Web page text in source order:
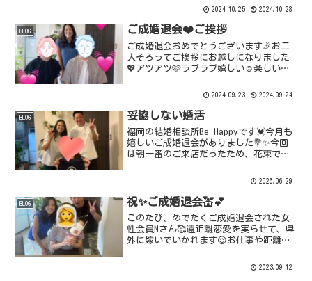
や友達の紹介でも、素敵な出会いがあっ
て、交際に進んでも、上手く行かないこ
とはあるものです。その...
2024.10.25 2024.10.28
BLOG ご成婚退会❤️ご挨拶
ご成婚退会おめでとうございます🎉お二
人そろってご挨拶にお越しになりました
💖アツアツ🩷ラブラブ嬉しい☺️楽しい✨
お土産いただきました🤲ご成婚退会まで
わと恋を実らせて、見事...
2024.09.23 2024.09.24
BLOG 妥協しない婚活
福岡の結婚相談所Be Happyです💓今月も
嬉しいご成婚退会がありました💐✨今回
は朝一番のご来店だったため、花束では
をお渡ししました🎁彼女は活動を始めて
時期もありまし...
2026.06.29
BLOG 祝✨ご成婚退会💒💕
このたび、めでたくご成婚退会された女
性会員Nさん🥰遠距離恋愛を実らせて、県
外に嫁いでいかれます😌お仕事や距離の
時もありましたが、そんな時はお電話で
お話しすることで安心できたとのことで
2023.09.12